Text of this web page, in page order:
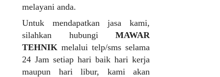
melayani anda.
Untuk mendapatkan jasa kami,
silahkan hubungi MAWAR
TEHNIK melalui telp/sms selama
24 Jam setiap hari baik hari kerja
maupun hari libur, kami akan